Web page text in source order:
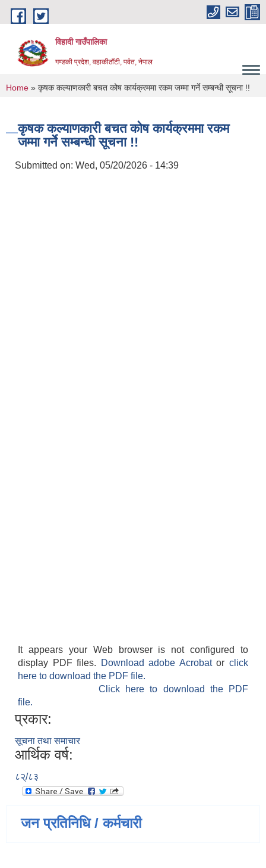
Skip to main content
विहादी गाउँपालिका
गण्डकी प्रदेश, वहाकीठाँटी, पर्वत, नेपाल
You are here
Home » कृषक कल्याणकारी बचत कोष कार्यक्रममा रकम जम्मा गर्ने सम्बन्धी सूचना !!
कृषक कल्याणकारी बचत कोष कार्यक्रममा रकम
जम्मा गर्ने सम्बन्धी सूचना !!
Submitted on: Wed, 05/20/2026 - 14:39
It appears your Web browser is not configured to
display PDF files.
Download adobe Acrobatorclick
here to download the PDF file.
Click here to download the PDF
file.
प्रकार:
सूचना तथा समाचार
आर्थिक वर्ष:
८२्/८३
जन प्रतिनिधि / कर्मचारी